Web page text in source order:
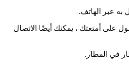
به عبر الهاتف.
على أمتعتك ، يمكنك أيضًا الاتصال
في المطار.